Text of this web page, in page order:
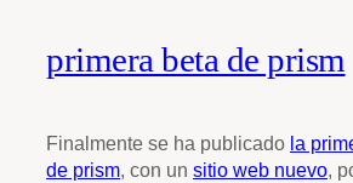
primera beta de prism
Finalmente se ha publicado la
de prism, con un sitio web nuevo,